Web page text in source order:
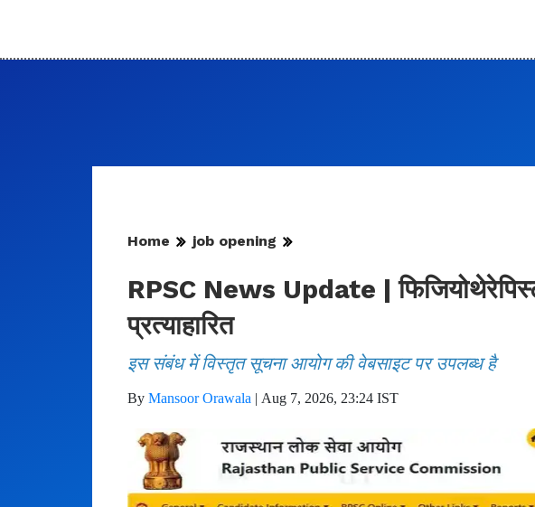
Home job opening
RPSC News Update | फिजियोथेरेपिस्ट
प्रत्याहारित
इस संबंध में विस्तृत सूचना आयोग की वेबसाइट पर उपलब्ध है
By Mansoor Orawala | Aug 7, 2026, 23:24 IST